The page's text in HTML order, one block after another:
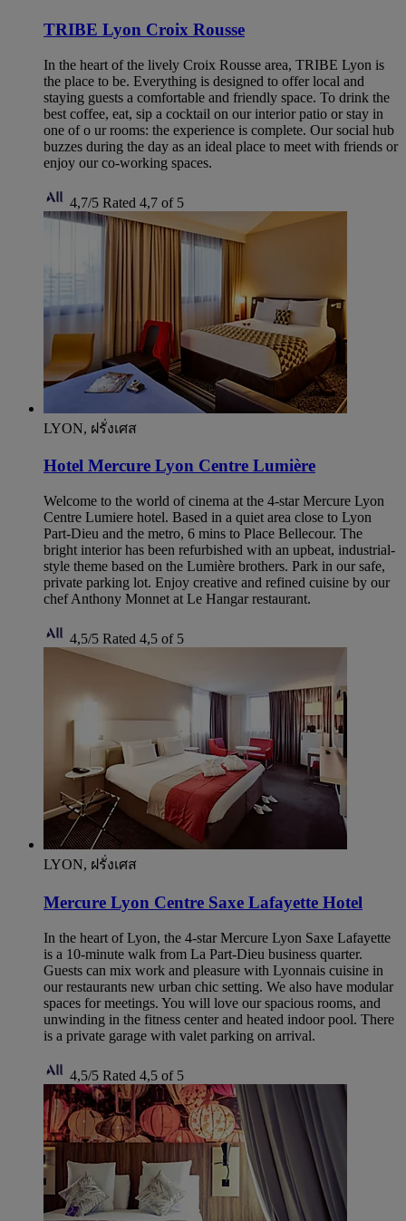
TRIBE Lyon Croix Rousse
In the heart of the lively Croix Rousse area, TRIBE Lyon is
the place to be. Everything is designed to offer local and
staying guests a comfortable and friendly space. To drink the
best coffee, eat, sip a cocktail on our interior patio or stay in
one of o ur rooms: the experience is complete. Our social hub
buzzes during the day as an ideal place to meet with friends or
enjoy our co-working spaces.
4,7/5 Rated 4,7 of 5
LYON, ฝรั่งเศส
Hotel Mercure Lyon Centre Lumière
Welcome to the world of cinema at the 4-star Mercure Lyon
Centre Lumiere hotel. Based in a quiet area close to Lyon
Part-Dieu and the metro, 6 mins to Place Bellecour. The
bright interior has been refurbished with an upbeat, industrial-
style theme based on the Lumière brothers. Park in our safe,
private parking lot. Enjoy creative and refined cuisine by our
chef Anthony Monnet at Le Hangar restaurant.
4,5/5 Rated 4,5 of 5
LYON, ฝรั่งเศส
Mercure Lyon Centre Saxe Lafayette Hotel
In the heart of Lyon, the 4-star Mercure Lyon Saxe Lafayette
is a 10-minute walk from La Part-Dieu business quarter.
Guests can mix work and pleasure with Lyonnais cuisine in
our restaurants new urban chic setting. We also have modular
spaces for meetings. You will love our spacious rooms, and
unwinding in the fitness center and heated indoor pool. There
is a private garage with valet parking on arrival.
4,5/5 Rated 4,5 of 5